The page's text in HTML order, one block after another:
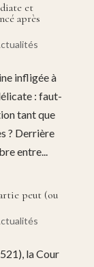
et
après
infligée à
: faut-
tant que
? Derrière
entre...
peut (ou
la Cour